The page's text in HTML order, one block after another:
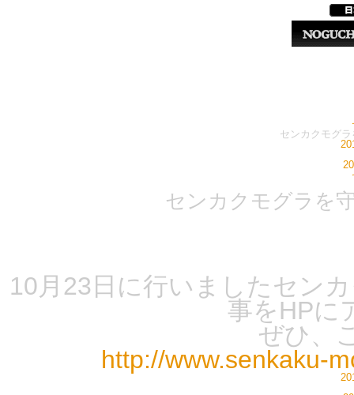
センカクモグ
センカクモグラを
10月23日に行いましたセン
事をHPに
ぜひ、
http://www.senkaku-